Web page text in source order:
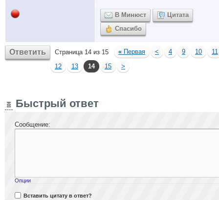
В Минюст
Цитата
Спасибо
Ответить Страница 14 из 15 « Первая < 4 9 10
11
12
13 14 15 >
Быстрый ответ
Сообщение:
Опции
Вставить цитату в ответ?